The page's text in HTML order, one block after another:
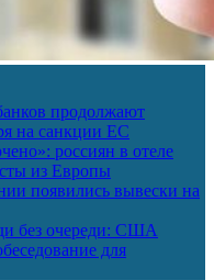
продолжают
на санкции ЕС
россиян в отеле
из Европы
появились вывески на
без очереди: США
для